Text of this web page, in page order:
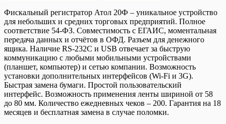
20Ф
Фискальный регистратор Атол 20Ф – уникальное устройство
для небольших и средних торговых предприятий. Полное
соответствие 54-ФЗ. Совместимость с ЕГАИС, моментальная
передача данных и отчётов в ОФД. Разъем для денежного
ящика. Наличие RS-232C и USB отвечает за быструю
коммуникацию с любыми мобильными устройствами
(планшет, компьютер) и сетью компании. Возможность
установки дополнительных интерфейсов (Wi-Fi и 3G).
Быстрая замена бумаги. Простой пользовательский
интерфейс. Возможность применения ленты шириной от 58
до 80 мм. Количество ежедневных чеков – 200. Гарантия на 18
месяцев и бесплатная замена в случае поломки.